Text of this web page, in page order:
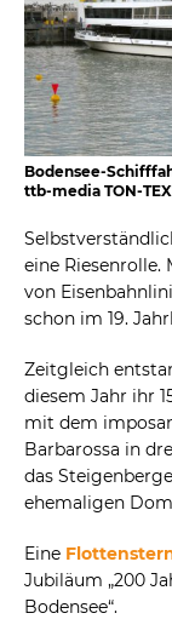
Bodensee-
ttb-media TON-
eine
von
schon im 19.
Zeitgleich
diesem Jahr ihr
mit dem
Barbarossa in
das
ehemaligen
Eine
Jubiläum „200
Bodensee“.